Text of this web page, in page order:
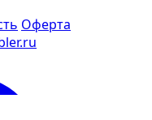
Оферта